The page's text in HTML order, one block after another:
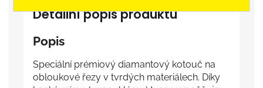
Detailní popis produktu
Popis
Speciální prémiový diamantový kotouč na
obloukové řezy v tvrdých materiálech. Díky